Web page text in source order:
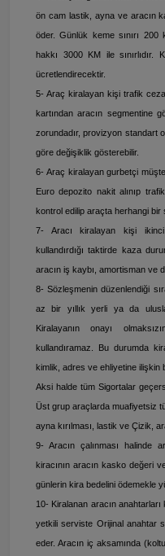
ön cam lastik, ayna ve aracın
öder. Günlük keme sınırı 200
hakkı 3000 KM ile sınırlıdır.
ücretlendirecektir.
5- Araç kiralayan kişi trafik
kartından aracın segmentine
zorundadır, provizyon standart
göre değişiklik gösterebilir.
6- Araç kiralayan gurbetçi
Euro depozito nakit alınıp
kontrol edilip araçta herhangi
7- Aracı kiralayan kişi ikinci
kullandırdığı taktirde kaza
aracın iş kaybı, amortisman ve
8- Sözleşmenin düzenlendiği
az bir yıllık yerli ya da
Kiralayanın onayı
kullandıramaz. Bu durumda
kimlik, adres ve ehliyetine ilişkin
Aksi halde tüm Sigortalar
Üst grup araçlarda muafiyetsiz
ayna kırılması, lastik ve Çizik,
9- Aracın çalınması halinde
kiracının aracın kasko değeri
günlerin kira bedelini ödemekle
10- Kiralanan aracın anahtarları
yetkili serviste Orijinal anahtar
eder. Aracın iç aksamında